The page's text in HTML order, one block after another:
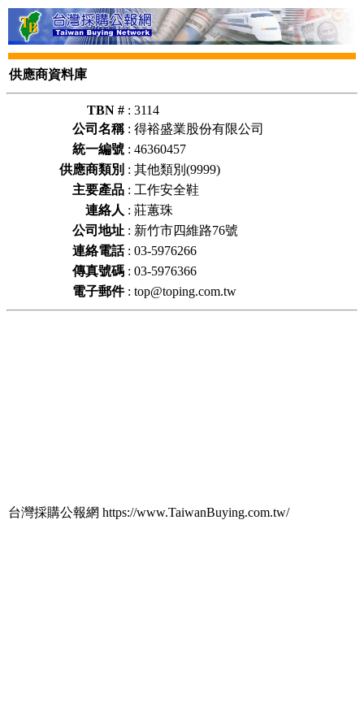
供應商資料庫
TBN # : 3114
公司名稱: 得裕盛業股份有限公司
統一編號 : 46360457
供應商類別 : 其他類別(9999)
主要產品 : 工作安全鞋
連絡人 : 莊蕙珠
公司地址 : 新竹市四維路76號
連絡電話: 03-5976266
傳真號碼 : 03-5976366
電子郵件: top@toping.com.tw
台灣採購公報網 https://www.TaiwanBuying.com.tw/